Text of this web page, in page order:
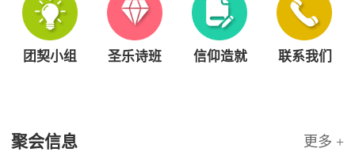
团契小组 圣乐诗班 信仰造就 联系我们
聚会信息 更多 +